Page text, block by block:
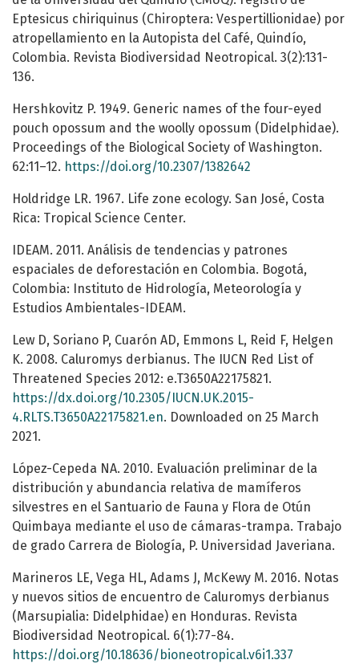
Eptesicus chiriquinus (Chiroptera: Vespertillionidae) por
atropellamiento en la Autopista del Café, Quindío,
Colombia. Revista Biodiversidad Neotropical. 3(2):131-
136.
Hershkovitz P. 1949. Generic names of the four-eyed
pouch opossum and the woolly opossum (Didelphidae).
Proceedings of the Biological Society of Washington.
62:11–12. https://doi.org/10.2307/1382642
Holdridge LR. 1967. Life zone ecology. San José, Costa
Rica: Tropical Science Center.
IDEAM. 2011. Análisis de tendencias y patrones
espaciales de deforestación en Colombia. Bogotá,
Colombia: Instituto de Hidrología, Meteorología y
Estudios Ambientales-IDEAM.
Lew D, Soriano P, Cuarón AD, Emmons L, Reid F, Helgen
K. 2008. Caluromys derbianus. The IUCN Red List of
Threatened Species 2012: e.T3650A22175821.
https://dx.doi.org/10.2305/IUCN.UK.2015-
4.RLTS.T3650A22175821.en. Downloaded on 25 March
2021.
López-Cepeda NA. 2010. Evaluación preliminar de la
distribución y abundancia relativa de mamíferos
silvestres en el Santuario de Fauna y Flora de Otún
Quimbaya mediante el uso de cámaras-trampa. Trabajo
de grado Carrera de Biología, P. Universidad Javeriana.
Marineros LE, Vega HL, Adams J, McKewy M. 2016. Notas
y nuevos sitios de encuentro de Caluromys derbianus
(Marsupialia: Didelphidae) en Honduras. Revista
Biodiversidad Neotropical. 6(1):77-84.
https://doi.org/10.18636/bioneotropical.v6i1.337